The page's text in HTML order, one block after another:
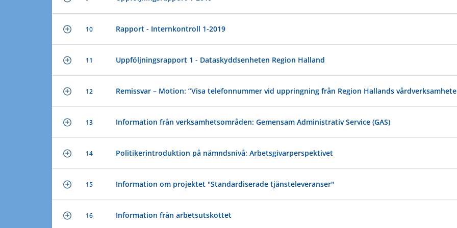
10 Rapport - Internkontroll 1-2019
11 Uppföljningsrapport 1 - Dataskyddsenheten Region Halland
12 Remissvar – Motion: ”Visa telefonnummer vid uppringning från Region Hallands
13 Information från verksamhetsområden: Gemensam Administrativ Service (GAS)
14 Politikerintroduktion på nämndsnivå: Arbetsgivarperspektivet
15 Information om projektet "Standardiserade tjänsteleveranser"
16 Information från arbetsutskottet